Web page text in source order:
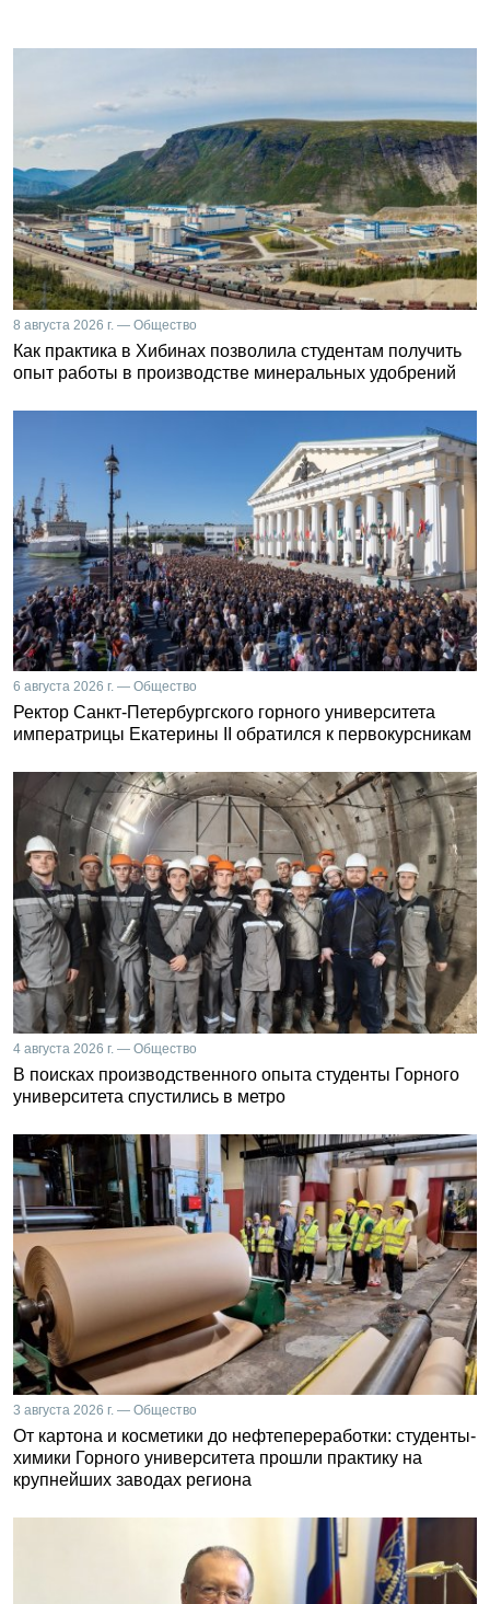
8 августа 2026 г. — Общество
Как практика в Хибинах позволила студентам получить
опыт работы в производстве минеральных удобрений
6 августа 2026 г. — Общество
Ректор Санкт-Петербургского горного университета
императрицы Екатерины II обратился к первокурсникам
4 августа 2026 г. — Общество
В поисках производственного опыта студенты Горного
университета спустились в метро
3 августа 2026 г. — Общество
От картона и косметики до нефтепереработки: студенты-
химики Горного университета прошли практику на
крупнейших заводах региона